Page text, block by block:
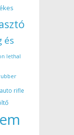
és
lethal
rifle